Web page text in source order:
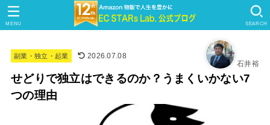
SEARCH
MENU
副業・独立・起業
2026.07.08
石井裕
せどりで独立はできるのか？うまくいかない7
つの理由